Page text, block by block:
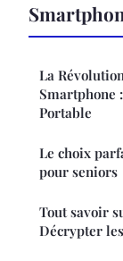
La
Smartphone
Portable
Le choix
pour seniors
Tout savoir
Décrypter